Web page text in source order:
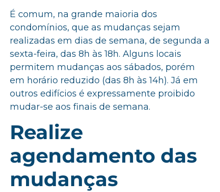
É comum, na grande maioria dos
condomínios, que as mudanças sejam
realizadas em dias de semana, de segunda a
sexta-feira, das 8h às 18h. Alguns locais
permitem mudanças aos sábados, porém
em horário reduzido (das 8h às 14h). Já em
outros edifícios é expressamente proibido
mudar-se aos finais de semana.
Realize
agendamento das
mudanças